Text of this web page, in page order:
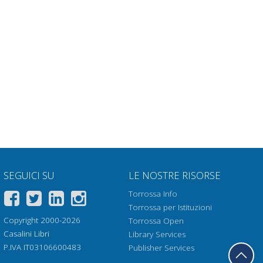
SEGUICI SU
Copyright 2000-2026
Casalini Libri
P.IVA IT03106600483
LE NOSTRE RISORSE
Torrossa Info
Torrossa per Istituzioni
Torrossa Open
Library Services
Publisher Services